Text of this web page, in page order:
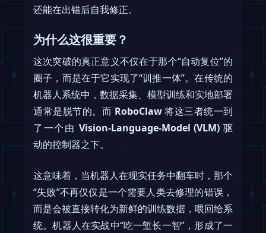
还能在出错后自我修正。
为什么这很重要？
这次突破的真正意义不仅在于那个“自动复位”的
圈子，而是在于它实现了“训推一体”。在传统的
机器人系统中，数据采集、模型训练和实地部署
通常是脱节的。而 RoboClaw将这三者统一到
了一个由 Vision-Language-Model (VLM) 驱
动的控制器之下。
这意味着，当机器人在现实任务中翻车时，那个
“失败”不再仅仅是一个需要人类去修理的错误，
而是会被直接转化为新鲜的训练数据，喂回给系
统。机器人在实战中“吃一堑长一智”，形成了一